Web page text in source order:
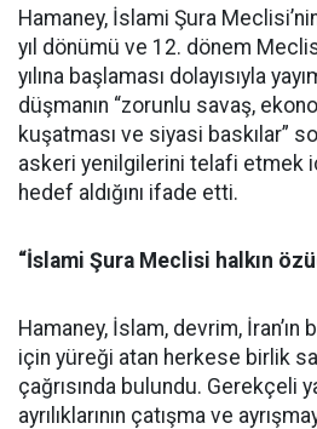
Hamaney, İslami Şura
yıl dönümü ve 12. dönem
yılına başlaması dolayısıyla
düşmanın “zorunlu savaş,
kuşatması ve siyasi baskılar”
askeri yenilgilerini telafi etmek
hedef aldığını ifade etti.
“İslami Şura Meclisi halkın
Hamaney, İslam, devrim, İran’ın
için yüreği atan herkese birlik
çağrısında bulundu. Gerekçeli
ayrılıklarının çatışma ve